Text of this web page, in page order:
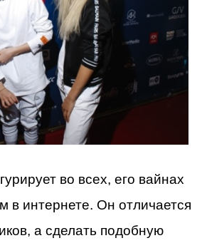
во всех, его вайнах
в интернете. Он отличается
а сделать подобную